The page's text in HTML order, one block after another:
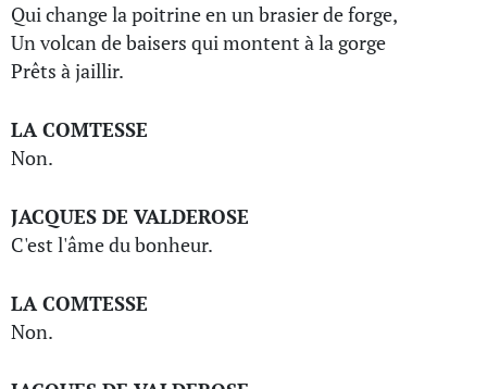
Qui change la poitrine en un brasier de forge,
Un volcan de baisers qui montent à la gorge
Prêts à jaillir.
LA COMTESSE
Non.
JACQUES DE VALDEROSE
C'est l'âme du bonheur.
LA COMTESSE
Non.